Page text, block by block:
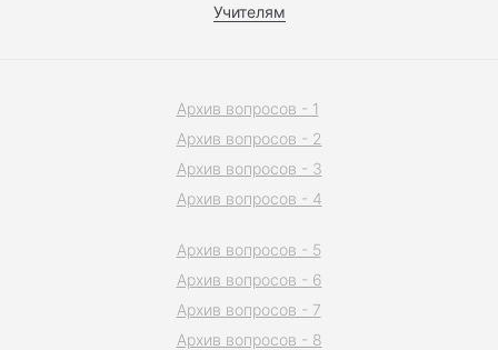
Учителям
Архив вопросов - 1
Архив вопросов - 2
Архив вопросов - 3
Архив вопросов - 4
Архив вопросов - 5
Архив вопросов - 6
Архив вопросов - 7
Архив вопросов - 8